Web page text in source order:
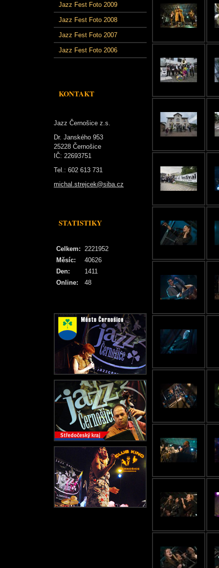
Jazz Fest Foto 2009
Jazz Fest Foto 2008
Jazz Fest Foto 2007
Jazz Fest Foto 2006
KONTAKT
Jazz Černošice z.s.
Dr. Janského 953
25228 Černošice
IČ: 22693751
Tel.: 602 613 731
michal.strejcek@siba.cz
STATISTIKY
Online: 48
Celkem: 2221952
Měsíc:
40626
Den:
1411